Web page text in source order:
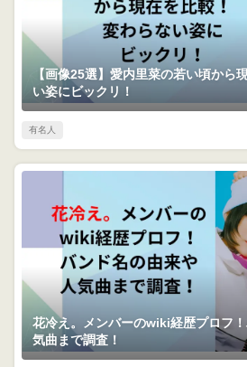
有名人
【画像25選】愛内里菜の若い頃から
い姿にビックリ！
花冷え。メンバーのwiki経歴プロフ
気曲まで調査！